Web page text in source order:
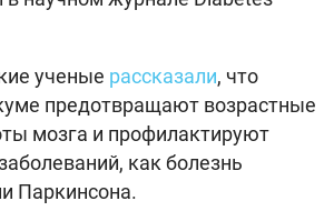
ученые рассказали, что
предотвращают возрастные
мозга и профилактируют
как болезнь
Паркинсона.